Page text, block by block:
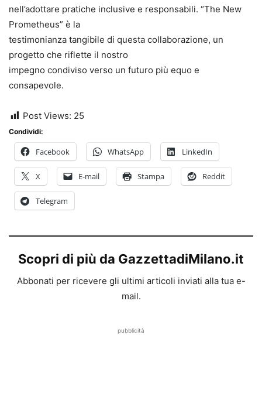
nell’adottare pratiche inclusive e responsabili. “The New
Prometheus” è la
testimonianza tangibile di questa collaborazione, un
progetto che riflette il nostro
impegno condiviso verso un futuro più equo e
consapevole.
Post Views: 25
Condividi:
Facebook WhatsApp LinkedIn
X E-mail Stampa Reddit
Telegram
Scopri di più da GazzettadiMilano.it
Abbonati per ricevere gli ultimi articoli inviati alla tua e-
mail.
pubblicità